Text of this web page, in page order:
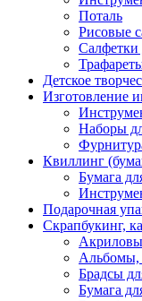
Поталь
Рисовые
Салфетки
Детское
Изготовление
Наборы
Квиллинг
Бумага
Подарочная
Скрапбукинг,
Альбомы,
Брадсы
Бумага